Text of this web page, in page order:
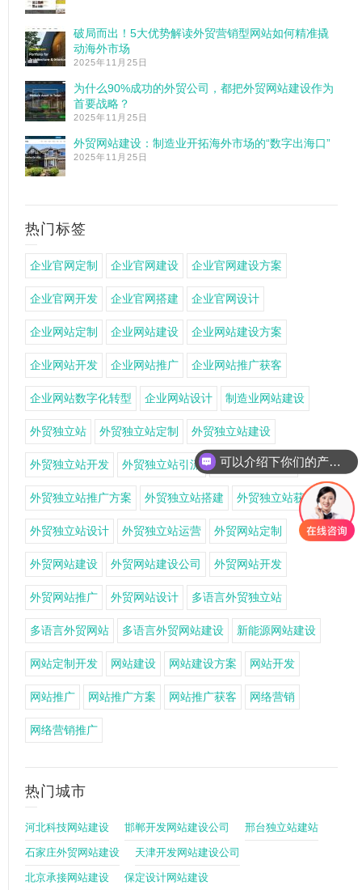
破局而出！5大优势解读外贸营销型网站如何精准撬
动海外市场
2025年11月25日
为什么90%成功的外贸公司，都把外贸网站建设作为
首要战略？
2025年11月25日
外贸网站建设：制造业开拓海外市场的“数字出海口”
2025年11月25日
热门标签
企业官网定制 企业官网建设 企业官网建设方案
企业官网开发 企业官网搭建 企业官网设计
企业网站定制 企业网站建设 企业网站建设方案
企业网站开发 企业网站推广 企业网站推广获客
企业网站数字化转型 企业网站设计 制造业网站建设
外贸独立站 外贸独立站定制 外贸独立站建设
外贸独立站开发 外贸独立站引流 外贸独立站推广
外贸独立站推广方案 外贸独立站搭建 外贸独立站获客
外贸独立站设计 外贸独立站运营 外贸网站定制
外贸网站建设 外贸网站建设公司 外贸网站开发
外贸网站推广 外贸网站设计 多语言外贸独立站
多语言外贸网站 多语言外贸网站建设 新能源网站建设
网站定制开发 网站建设 网站建设方案 网站开发
网站推广 网站推广方案 网站推广获客 网络营销
网络营销推广
热门城市
河北科技网站建设 邯郸开发网站建设公司 邢台独立站建站
石家庄外贸网站建设 天津开发网站建设公司
北京承接网站建设 保定设计网站建设
可以介绍下你们的产品么